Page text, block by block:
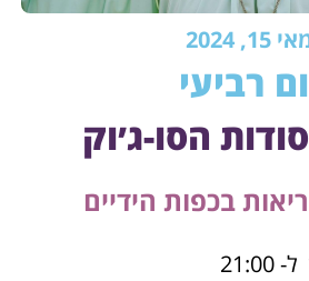
15, 2024
רביעי
הסו-ג׳וק
בכפות הידיים
ל- 21:00